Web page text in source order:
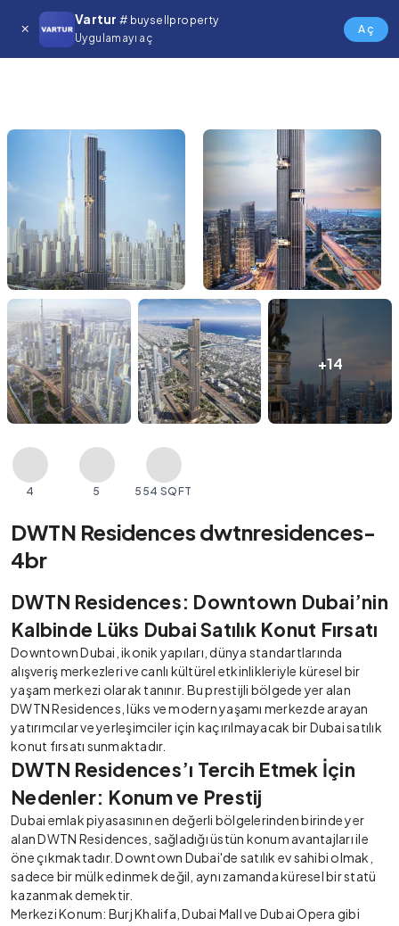
Vartur # buysellproperty
Uygulamayı aç
Aç
+14
4 5 554 SQFT
DWTN Residences dwtnresidences-
4br
DWTN Residences: Downtown Dubai’nin
Kalbinde Lüks Dubai Satılık Konut Fırsatı
Downtown Dubai, ikonik yapıları, dünya standartlarında
alışveriş merkezleri ve canlı kültürel etkinlikleriyle küresel bir
yaşam merkezi olarak tanınır. Bu prestijli bölgede yer alan
DWTN Residences, lüks ve modern yaşamı merkezde arayan
yatırımcılar ve yerleşimciler için kaçırılmayacak bir Dubai satılık
konut fırsatı sunmaktadır.
DWTN Residences’ı Tercih Etmek İçin
Nedenler: Konum ve Prestij
Dubai emlakpiyasasının en değerli bölgelerinden birinde yer
alan DWTN Residences, sağladığı üstün konum avantajları ile
öne çıkmaktadır. Downtown Dubai'de satılık ev sahibi olmak,
sadece bir mülk edinmek değil, aynı zamanda küresel bir statü
kazanmak demektir.
Merkezi Konum: Burj Khalifa, Dubai Mall ve Dubai Opera gibi